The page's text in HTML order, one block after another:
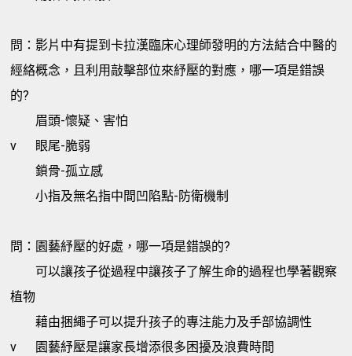
問：影片中有提到卡拉漢臨床心理師發明的方法結合中醫的
經絡概念，且利用敲擊部位來紓壓的對應，哪一項是錯誤
的?
眉頭-懷疑、害怕
v
眼尾-脆弱
鎖骨-孤立感
小指及無名指中間凹陷點-防衛機制
問：園藝紓壓的好處，哪一項是錯誤的?
可以讓孩子從過程中讓孩子了解生命的過程也學著觀察
植物
藉由捆繩子可以提升孩子的專注能力及手部協調性
v
園藝紓壓是讓家長增添很多困擾及浪費時間